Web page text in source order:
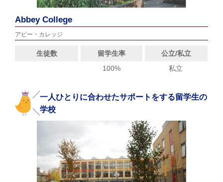
Abbey College
アビー・カレッジ
生徒数 留学生率
公立/私立
100%
私立
一人ひとりに合わせたサポートをする留学生の
学校